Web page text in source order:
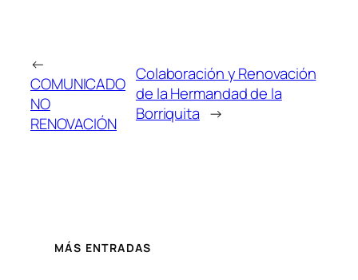
←
COMUNICADO
NO
RENOVACIÓN
Colaboración y Renovación
de la Hermandad de la
Borriquita →
MÁS ENTRADAS